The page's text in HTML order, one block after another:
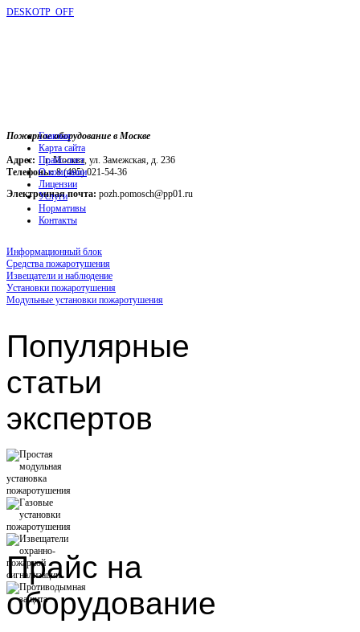
DESKOTP_OFF
Пожарное оборудование в Москве
Адрес: г. Москва, ул. Замежская, д. 236
Телефоны:8 (495) 021-54-36
Электронная почта: pozh.pomosch@pp01.ru
Главная
Карта сайта
Прайс-лист
О компании
Лицензии
Услуги
Нормативы
Контакты
Информационный блок
Средства пожаротушения
Извещатели и наблюдение
Установки пожаротушения
Модульные установки пожаротушения
Популярные
статьи
экспертов
Прайс на
оборудование